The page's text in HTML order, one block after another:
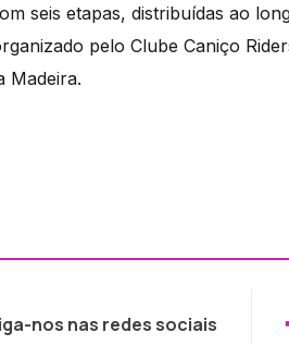
seis etapas, distribuídas ao
pelo Clube Caniço
Madeira.
nos nas redes sociais